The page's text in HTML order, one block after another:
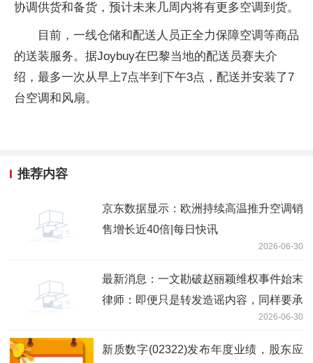
协调供货和备货，预计未来几周内将有更多空调到货。
目前，一线仓储和配送人员正全力保障空调等商品
的送装服务。据Joybuy在巴黎当地的配送员赛夫介
绍，最多一次从早上7点半到下午3点，配送并安装了7
台空调和风扇。
推荐内容
京东数据显示：欧洲持续高温推升空调销
售增长近40倍|每日快讯
2026-06-30
最新消息：一文勘破赵丽颖维权事件始末
律师：即便只是转发造谣内容，同样要承
2026-06-30
新质数字(02322)发布年度业绩，股东应